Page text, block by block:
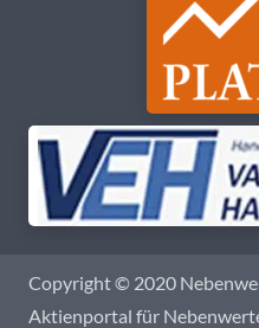
Copyright © 2020
Aktienportal für